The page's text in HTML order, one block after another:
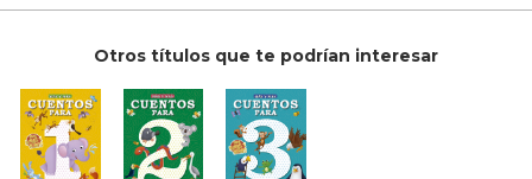
Otros títulos que te podrían interesar